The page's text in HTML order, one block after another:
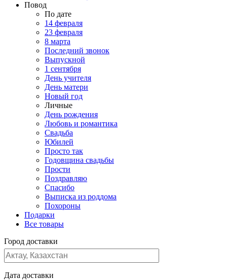
Повод
По дате
14 февраля
23 февраля
8 марта
Последний звонок
Выпускной
1 сентября
День учителя
День матери
Новый год
Личные
День рождения
Любовь и романтика
Свадьба
Юбилей
Просто так
Годовщина свадьбы
Прости
Поздравляю
Спасибо
Выписка из роддома
Похороны
Подарки
Все товары
Город доставки
Дата доставки